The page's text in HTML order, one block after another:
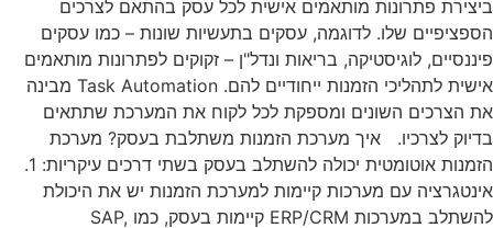
ביצירת פתרונות מותאמים אישית לכל עסק בהתאם לצרכים
הספציפיים שלו. לדוגמה, עסקים בתעשיות שונות – כמו עסקים
פיננסיים, לוגיסטיקה, בריאות ונדל"ן – זקוקים לפתרונות מותאמים
אישית לתהליכי הזמנות ייחודיים להם. Task Automation מבינה
את הצרכים השונים ומספקת לכל לקוח את המערכת שתתאים
בדיוק לצרכיו. איך מערכת הזמנות משתלבת בעסק? מערכת
הזמנות אוטומטית יכולה להשתלב בעסק בשתי דרכים עיקריות: 1.
אינטגרציה עם מערכות קיימות למערכת הזמנות יש את היכולת
להשתלב במערכות ERP/CRM קיימות בעסק, כמו SAP,